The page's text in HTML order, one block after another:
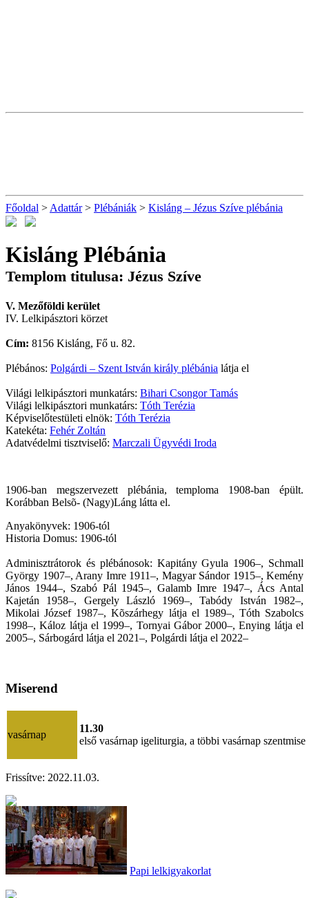
Főoldal > Adattár> Plébániák > Kisláng – Jézus Szíve plébánia
Kisláng Plébánia
Templom titulusa: Jézus Szíve
V. Mezőföldi kerület
IV. Lelkipásztori körzet
Cím: 8156 Kisláng, Fő u. 82.
Plébános: Polgárdi – Szent István király plébánia látja el
Világi lelkipásztori munkatárs: Bihari Csongor Tamás
Világi lelkipásztori munkatárs: Tóth Terézia
Képviselőtestületi elnök: Tóth Terézia
Katekéta: Fehér Zoltán
Adatvédelmi tisztviselő: Marczali Ügyvédi Iroda
1906-ban megszervezett plébánia, temploma 1908-ban épült.
Korábban Belsõ- (Nagy)Láng látta el.
Anyakönyvek: 1906-tól
Historia Domus: 1906-tól
Adminisztrátorok és plébánosok: Kapitány Gyula 1906–, Schmall
György 1907–, Arany Imre 1911–, Magyar Sándor 1915–, Kemény
János 1944–, Szabó Pál 1945–, Galamb Imre 1947–, Ács Antal
Kajetán 1958–, Gergely László 1969–, Tabódy István 1982–,
Mikolai József 1987–, Kõszárhegy látja el 1989–, Tóth Szabolcs
1998–, Káloz látja el 1999–, Tornyai Gábor 2000–, Enying látja el
2005–, Sárbogárd látja el 2021–, Polgárdi látja el 2022–
Miserend
vasárnap
11.30
első vasárnap igeliturgia, a többi vasárnap szentmise
Frissítve: 2022.11.03.
Papi lelkigyakorlat